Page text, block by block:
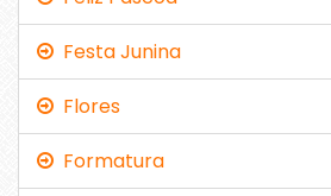
Festa Junina
Flores
Formatura